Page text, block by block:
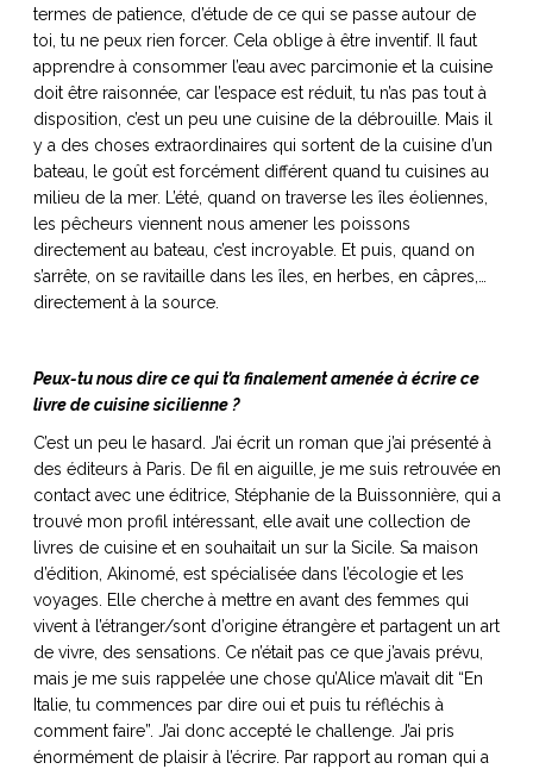
termes de patience, d’étude de ce qui se passe autour de
toi, tu ne peux rien forcer. Cela oblige à être inventif. Il faut
apprendre à consommer l’eau avec parcimonie et la cuisine
doit être raisonnée, car l’espace est réduit, tu n’as pas tout à
disposition, c’est un peu une cuisine de la débrouille. Mais il
y a des choses extraordinaires qui sortent de la cuisine d’un
bateau, le goût est forcément différent quand tu cuisines au
milieu de la mer. L’été, quand on traverse les îles éoliennes,
les pêcheurs viennent nous amener les poissons
directement au bateau, c’est incroyable. Et puis, quand on
s’arrête, on se ravitaille dans les îles, en herbes, en câpres,…
directement à la source.
Peux-tu nous dire ce qui t’a finalement amenée à écrire ce
livre de cuisine sicilienne ?
C’est un peu le hasard. J’ai écrit un roman que j’ai présenté à
des éditeurs à Paris. De fil en aiguille, je me suis retrouvée en
contact avec une éditrice, Stéphanie de la Buissonnière, qui a
trouvé mon profil intéressant, elle avait une collection de
livres de cuisine et en souhaitait un sur la Sicile. Sa maison
d’édition, Akinomé, est spécialisée dans l’écologie et les
voyages. Elle cherche à mettre en avant des femmes qui
vivent à l’étranger/sont d’origine étrangère et partagent un art
de vivre, des sensations. Ce n’était pas ce que j’avais prévu,
mais je me suis rappelée une chose qu’Alice m’avait dit “En
Italie, tu commences par dire oui et puis tu réfléchis à
comment faire”. J’ai donc accepté le challenge. J’ai pris
énormément de plaisir à l’écrire. Par rapport au roman qui a